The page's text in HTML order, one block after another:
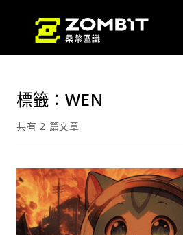
標籤：WEN
共有 2 篇文章